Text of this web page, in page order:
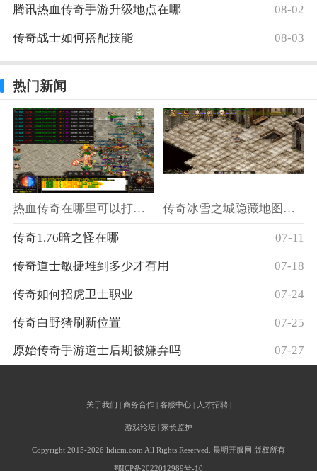
腾讯热血传奇手游升级地点在哪 08-02
传奇战士如何搭配技能 08-03
热门新闻
热血传奇在哪里可以打到赤月级装备呢？ 传奇冰雪之城隐藏地图入口
传奇1.76暗之怪在哪 07-11
传奇道士敏捷堆到多少才有用 07-18
传奇如何招虎卫士职业 07-24
传奇白野猪刷新位置 07-25
原始传奇手游道士后期被嫌弃吗 07-27
关于我们 | 商务合作 | 客服中心 | 人才招聘 |
游戏论坛 | 家长监护
Copyright 2015-2026 lidicm.com All Rights Reserved. 晨明开服网 版权所有
鄂ICP备2022012989号-10